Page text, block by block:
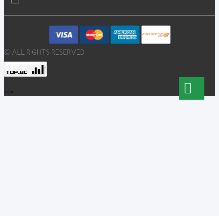
© ALL RIGHTS RESERVED
-->